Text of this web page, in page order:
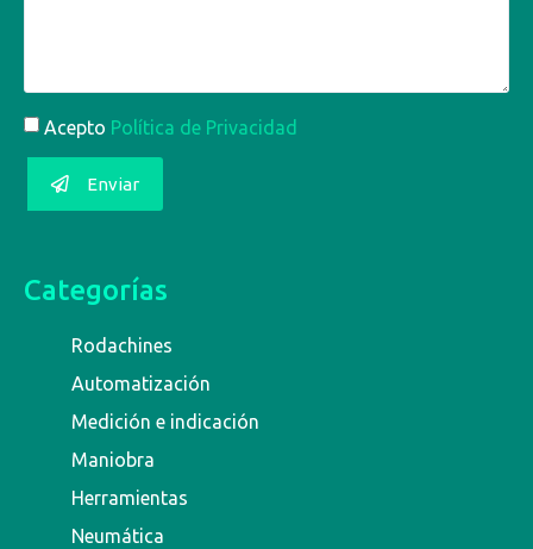
Acepto Política de Privacidad
Enviar
Categorías
Rodachines
Automatización
Medición e indicación
Maniobra
Herramientas
Neumática